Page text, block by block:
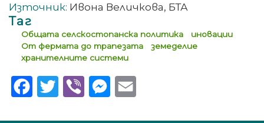
Източник: Ивона Величкова, БТА
Таг
Общата селскостопанска политика
иновации
От фермата до трапезата
земеделие
хранителните системи
FacebookTwitterViber Messenger